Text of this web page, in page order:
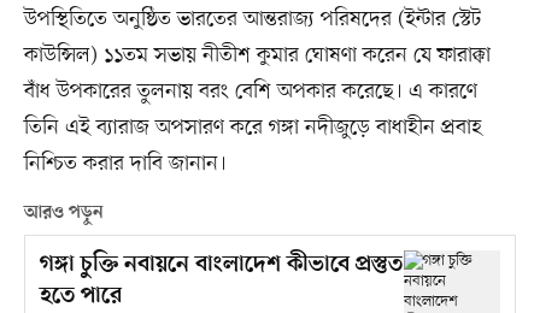
উপস্থিতিতে অনুষ্ঠিত ভারতের আন্তরাজ্য পরিষদের (ইন্টার স্টেট
কাউন্সিল) ১১তম সভায় নীতীশ কুমার ঘোষণা করেন যে ফারাক্কা
বাঁধ উপকারের তুলনায় বরং বেশি অপকার করেছে। এ কারণে
তিনি এই ব্যারাজ অপসারণ করে গঙ্গা নদীজুড়ে বাধাহীন প্রবাহ
নিশ্চিত করার দাবি জানান।
আরও পড়ুন
গঙ্গা চুক্তি নবায়নে বাংলাদেশ কীভাবে প্রস্তুত
হতে পারে